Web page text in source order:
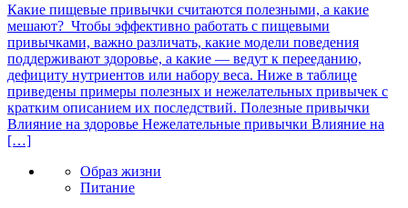
Какие пищевые привычки считаются полезными, а какие
мешают? Чтобы эффективно работать с пищевыми
привычками, важно различать, какие модели поведения
поддерживают здоровье, а какие — ведут к перееданию,
дефициту нутриентов или набору веса. Ниже в таблице
приведены примеры полезных и нежелательных привычек с
кратким описанием их последствий. Полезные привычки
Влияние на здоровье Нежелательные привычки Влияние на
[…]
Образ жизни
Питание